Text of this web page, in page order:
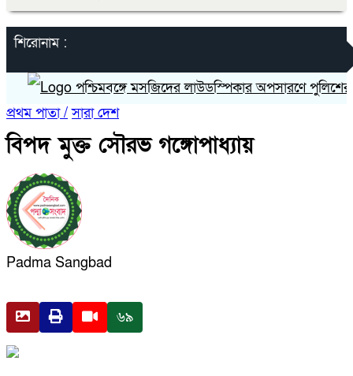
শিরোনাম :
পশ্চিমবঙ্গে মসজিদের লাউডস্পিকার অপসারণে পুলিশের চাপ
প্রথম পাতা / সারা দেশ
বিপদ মুক্ত সৌরভ গঙ্গোপাধ্যায়
Padma Sangbad
৬৯